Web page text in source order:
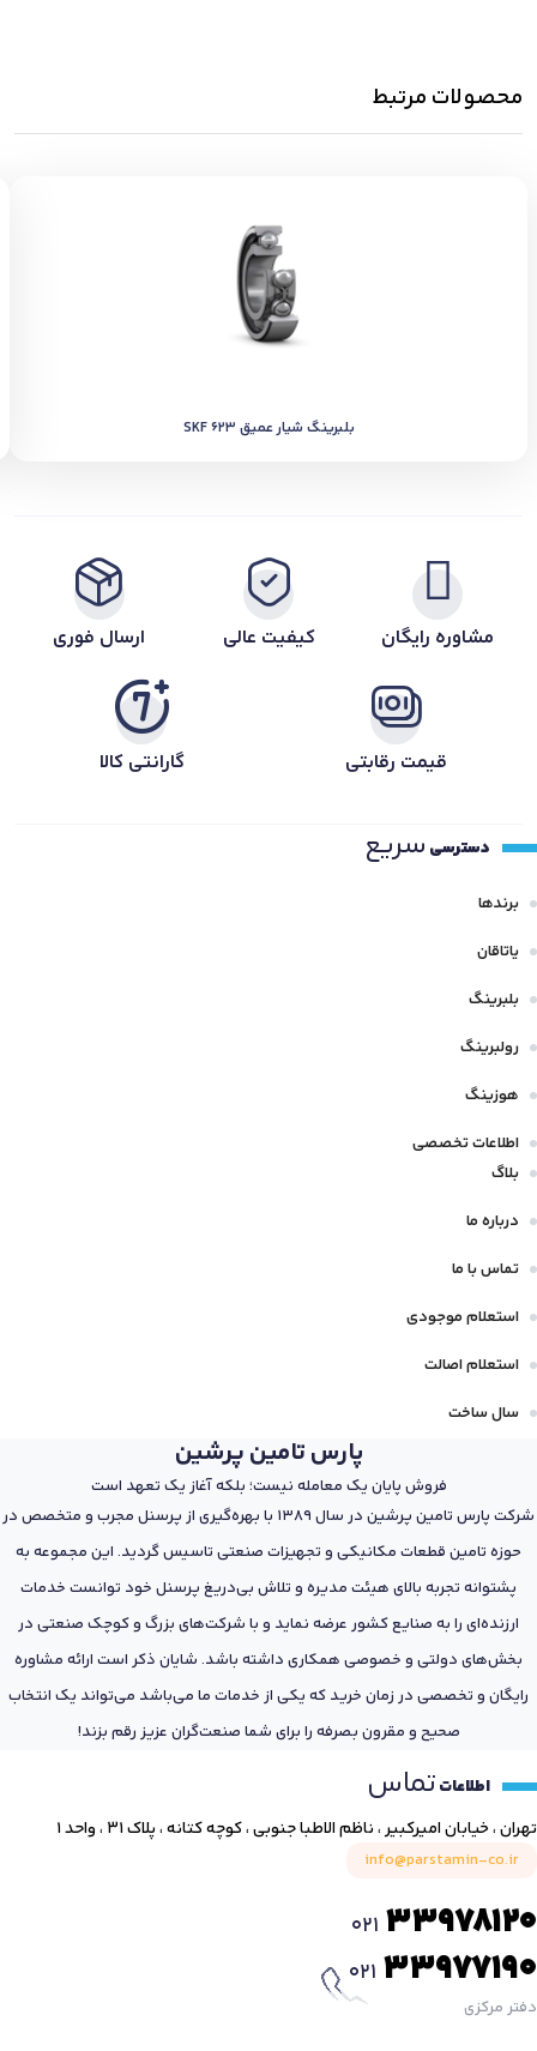
محصولات مرتبط
بلبرینگ شیار عمیق SKF 623
مشاوره رایگان کیفیت عالی ارسال فوری
قیمت رقابتی گارانتی کالا
دسترسی سریع
برندها
یاتاقان
بلبرینگ
رولبرینگ
هوزینگ
اطلاعات تخصصی
بلاگ
درباره ما
تماس با ما
استعلام موجودی
استعلام اصالت
سال ساخت
پارس تامین پرشین
فروش پایان یک معامله نیست؛ بلکه آغاز یک تعهد است
شرکت پارس تامین پرشین در سال 1389 با بهره‌گیری از پرسنل مجرب و متخصص در
حوزه تامین قطعات مکانیکی و تجهیزات صنعتی تاسیس گردید. این مجموعه به
پشتوانه تجربه بالای هیئت مدیره و تلاش بی‌دریغ پرسنل خود توانست خدمات
ارزنده‌ای را به صنایع کشور عرضه نماید و با شرکت‌های بزرگ و کوچک صنعتی در
بخش‌های دولتی و خصوصی همکاری داشته باشد. شایان ذکر است ارائه مشاوره
رایگان و تخصصی در زمان خرید که یکی از خدمات ما می‌باشد می‌تواند یک انتخاب
صحیح و مقرون بصرفه را برای شما صنعت‌گران عزیز رقم بزند!
اطلاعاتتماس
تهران ، خیابان امیرکبیر ، ناظم الاطبا جنوبی ، کوچه کتانه ، پلاک ۳۱ ، واحد ۱
info@parstamin-co.ir
021 33978120
021 33977190
دفتر مرکزی